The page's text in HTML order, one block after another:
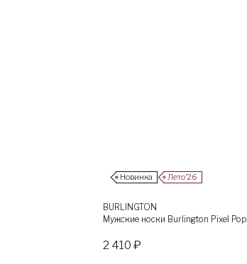
Новинка Лето’26
BURLINGTON
Мужские носки Burlington Pixel Pop
2 410 ₽